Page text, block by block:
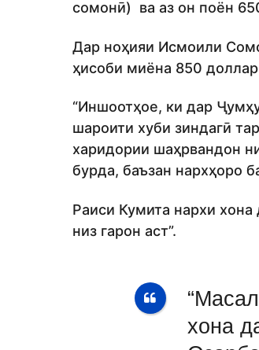
сомонӣ) ва аз он поён
Дар ноҳияи Исмоили
ҳисоби миёна 850
“Иншоотҳое, ки дар
шароити хуби зиндагӣ
харидории шаҳрвандон
бурда, баъзан нархҳоро
Раиси Кумита нархи хона
низ гарон аст”.
хона